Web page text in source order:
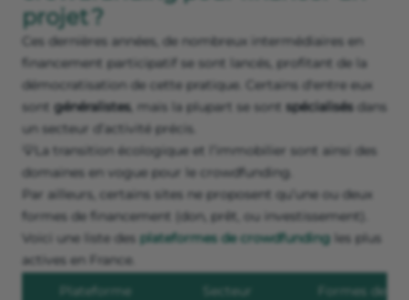
projet ?
Ces dernières années, de nombreux intermédiaires en
financement participatif se sont lancés, profitant de la
démocratisation de cette pratique. Certains d'entre eux
sont généralistes, mais la plupart se sont spécialisés dans
un secteur d’activité précis.
💡La transition écologique et l’immobilier sont ainsi des
domaines en vogue pour le crowdfunding.
Par ailleurs, certains sites ne proposent qu’une ou deux
formes de financement (don, prêt, ou investissement).
Voici une liste des plateformes de crowdfunding les plus
actives en France.
Plateforme
Secteur
Formes de